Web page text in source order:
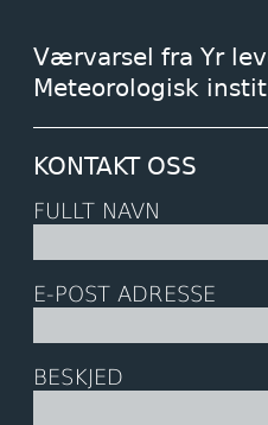
Værvarsel fra Yr
Meteorologisk
KONTAKT OSS
FULLT NAVN
E-POST ADRESSE
BESKJED